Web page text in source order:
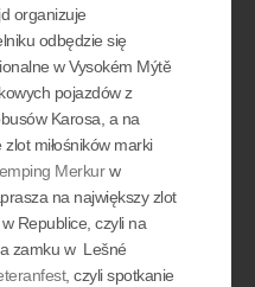
organizuje
odbędzie się
w Vysokém Mýtě
pojazdów z
Karosa, a na
miłośników marki
Merkurw
na największy zlot
Republice, czyli na
zamku w Lešné
, czyli spotkanie